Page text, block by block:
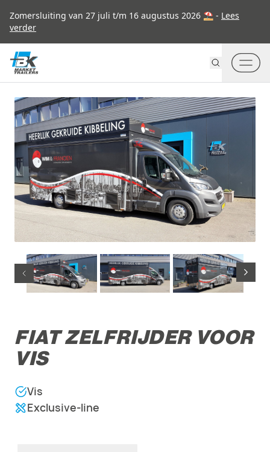
Zomersluiting van 27 juli t/m 16 augustus 2026 ⛱ - Lees
verder
FIAT ZELFRIJDER VOOR
VIS
Vis
Exclusive-line